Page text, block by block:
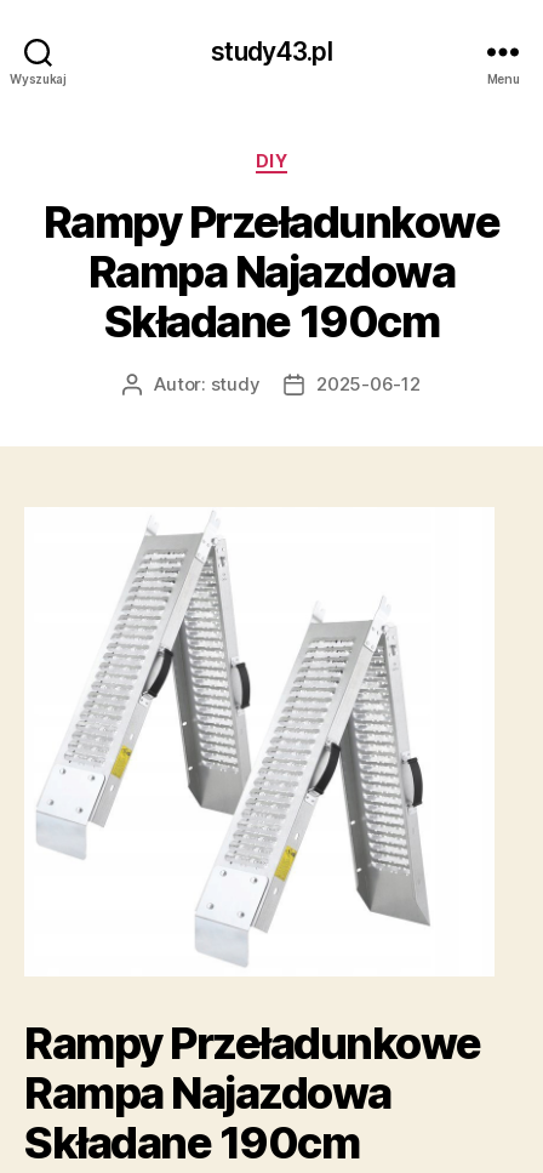
Wyszukaj
study43.pl
Menu
Kategorie
DIY
Rampy Przeładunkowe
Rampa Najazdowa
Składane 190cm
AutorAutor: study
Data2025-06-12
Rampy Przeładunkowe
Rampa Najazdowa
Składane 190cm